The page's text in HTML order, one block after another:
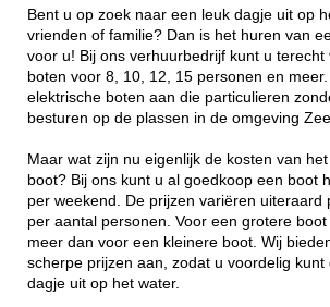
Bent u op zoek naar een leuk dagje uit op
vrienden of familie? Dan is het huren van
voor u! Bij ons verhuurbedrijf kunt u terecht
boten voor 8, 10, 12, 15 personen en
elektrische boten aan die particulieren
besturen op de plassen in de omgeving
Maar wat zijn nu eigenlijk de kosten van
boot? Bij ons kunt u al goedkoop een boot
per weekend. De prijzen variëren uiteraard
per aantal personen. Voor een grotere
meer dan voor een kleinere boot. Wij
scherpe prijzen aan, zodat u voordelig kunt
dagje uit op het water.